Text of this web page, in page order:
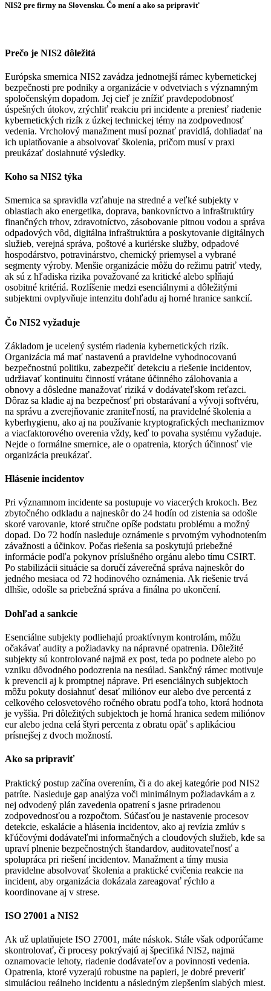
NIS2 pre firmy na Slovensku. Čo mení a ako sa pripraviť
Prečo je NIS2 dôležitá
Európska smernica NIS2 zavádza jednotnejší rámec kybernetickej
bezpečnosti pre podniky a organizácie v odvetviach s významným
spoločenským dopadom. Jej cieľ je znížiť pravdepodobnosť
úspešných útokov, zrýchliť reakciu pri incidente a preniesť riadenie
kybernetických rizík z úzkej technickej témy na zodpovednosť
vedenia. Vrcholový manažment musí poznať pravidlá, dohliadať na
ich uplatňovanie a absolvovať školenia, pričom musí v praxi
preukázať dosiahnuté výsledky.
Koho sa NIS2 týka
Smernica sa spravidla vzťahuje na stredné a veľké subjekty v
oblastiach ako energetika, doprava, bankovníctvo a infraštruktúry
finančných trhov, zdravotníctvo, zásobovanie pitnou vodou a správa
odpadových vôd, digitálna infraštruktúra a poskytovanie digitálnych
služieb, verejná správa, poštové a kuriérske služby, odpadové
hospodárstvo, potravinárstvo, chemický priemysel a vybrané
segmenty výroby. Menšie organizácie môžu do režimu patriť vtedy,
ak sú z hľadiska rizika považované za kritické alebo spĺňajú
osobitné kritériá. Rozlíšenie medzi esenciálnymi a dôležitými
subjektmi ovplyvňuje intenzitu dohľadu aj horné hranice sankcií.
Čo NIS2 vyžaduje
Základom je ucelený systém riadenia kybernetických rizík.
Organizácia má mať nastavenú a pravidelne vyhodnocovanú
bezpečnostnú politiku, zabezpečiť detekciu a riešenie incidentov,
udržiavať kontinuitu činností vrátane účinného zálohovania a
obnovy a dôsledne manažovať riziká v dodávateľskom reťazci.
Dôraz sa kladie aj na bezpečnosť pri obstarávaní a vývoji softvéru,
na správu a zverejňovanie zraniteľností, na pravidelné školenia a
kyberhygienu, ako aj na používanie kryptografických mechanizmov
a viacfaktorového overenia vždy, keď to povaha systému vyžaduje.
Nejde o formálne smernice, ale o opatrenia, ktorých účinnosť vie
organizácia preukázať.
Hlásenie incidentov
Pri významnom incidente sa postupuje vo viacerých krokoch. Bez
zbytočného odkladu a najneskôr do 24 hodín od zistenia sa odošle
skoré varovanie, ktoré stručne opíše podstatu problému a možný
dopad. Do 72 hodín nasleduje oznámenie s prvotným vyhodnotením
závažnosti a účinkov. Počas riešenia sa poskytujú priebežné
informácie podľa pokynov príslušného orgánu alebo tímu CSIRT.
Po stabilizácii situácie sa doručí záverečná správa najneskôr do
jedného mesiaca od 72 hodinového oznámenia. Ak riešenie trvá
dlhšie, odošle sa priebežná správa a finálna po ukončení.
Dohľad a sankcie
Esenciálne subjekty podliehajú proaktívnym kontrolám, môžu
očakávať audity a požiadavky na nápravné opatrenia. Dôležité
subjekty sú kontrolované najmä ex post, teda po podnete alebo po
vzniku dôvodného podozrenia na nesúlad. Sankčný rámec motivuje
k prevencii aj k promptnej náprave. Pri esenciálnych subjektoch
môžu pokuty dosiahnuť desať miliónov eur alebo dve percentá z
celkového celosvetového ročného obratu podľa toho, ktorá hodnota
je vyššia. Pri dôležitých subjektoch je horná hranica sedem miliónov
eur alebo jedna celá štyri percenta z obratu opäť s aplikáciou
prísnejšej z dvoch možností.
Ako sa pripraviť
Praktický postup začína overením, či a do akej kategórie pod NIS2
patríte. Nasleduje gap analýza voči minimálnym požiadavkám a z
nej odvodený plán zavedenia opatrení s jasne priradenou
zodpovednosťou a rozpočtom. Súčasťou je nastavenie procesov
detekcie, eskalácie a hlásenia incidentov, ako aj revízia zmlúv s
kľúčovými dodávateľmi informačných a cloudových služieb, kde sa
upraví plnenie bezpečnostných štandardov, auditovateľnosť a
spolupráca pri riešení incidentov. Manažment a tímy musia
pravidelne absolvovať školenia a praktické cvičenia reakcie na
incident, aby organizácia dokázala zareagovať rýchlo a
koordinovane aj v strese.
ISO 27001 a NIS2
Ak už uplatňujete ISO 27001, máte náskok. Stále však odporúčame
skontrolovať, či procesy pokrývajú aj špecifiká NIS2, najmä
oznamovacie lehoty, riadenie dodávateľov a povinnosti vedenia.
Opatrenia, ktoré vyzerajú robustne na papieri, je dobré preveriť
simuláciou reálneho incidentu a následným zlepšením slabých miest.